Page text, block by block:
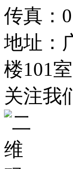
传真：
地址：
楼101
关注我